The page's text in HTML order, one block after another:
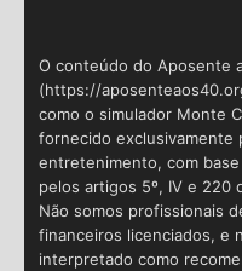
O conteúdo do Aposente
(https://
como o simulador Monte
fornecido exclusivamente
entretenimento, com
pelos artigos 5º, IV e 220
Não somos profissionais
financeiros licenciados, e
interpretado como